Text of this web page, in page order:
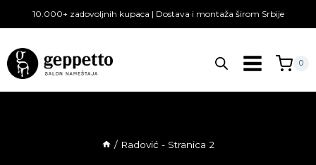
to
10.000+ zadovoljnih kupaca | Dostava i montaža širom Srbije
0
/ Radović - Stranica 2